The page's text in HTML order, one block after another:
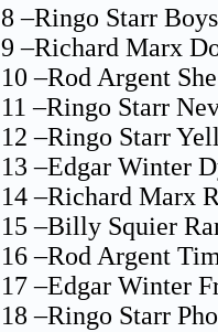
8 –Ringo Starr Boys
9 –Richard Marx
10 –Rod Argent
11 –Ringo Starr
12 –Ringo Starr
13 –Edgar Winter
14 –Richard Marx
15 –Billy Squier
16 –Rod Argent
17 –Edgar Winter
18 –Ringo Starr